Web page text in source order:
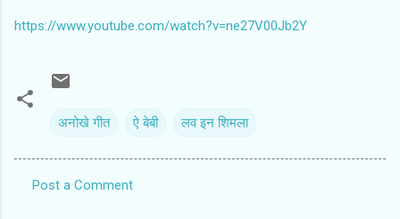
https://www.youtube.com/watch?v=ne27V00Jb2Y
अनोखे गीत ऐ बेबी लव इन शिमला
Post a Comment